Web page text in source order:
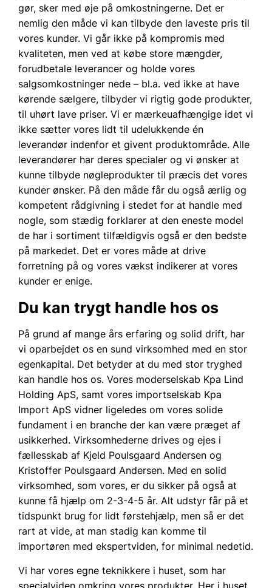
gør, sker med øje på omkostningerne. Det er
nemlig den måde vi kan tilbyde den laveste pris til
vores kunder. Vi går ikke på kompromis med
kvaliteten, men ved at købe store mængder,
forudbetale leverancer og holde vores
salgsomkostninger nede – bl.a. ved ikke at have
kørende sælgere, tilbyder vi rigtig gode produkter,
til uhørt lave priser. Vi er mærkeuafhængige idet vi
ikke sætter vores lidt til udelukkende én
leverandør indenfor et givent produktområde. Alle
leverandører har deres specialer og vi ønsker at
kunne tilbyde nøgleprodukter til præcis det vores
kunder ønsker. På den måde får du også ærlig og
kompetent rådgivning i stedet for at handle med
nogle, som stædig forklarer at den eneste model
de har i sortiment tilfældigvis også er den bedste
på markedet. Det er vores måde at drive
forretning på og vores vækst indikerer at vores
kunder er enige.
Du kan trygt handle hos os
På grund af mange års erfaring og solid drift, har
vi oparbejdet os en sund virksomhed med en stor
egenkapital. Det betyder at du med stor tryghed
kan handle hos os. Vores moderselskab Kpa Lind
Holding ApS, samt vores importselskab Kpa
Import ApS vidner ligeledes om vores solide
fundament i en branche der kan være præget af
usikkerhed. Virksomhederne drives og ejes i
fællesskab af Kjeld Poulsgaard Andersen og
Kristoffer Poulsgaard Andersen. Med en solid
virksomhed, som vores, er du sikker på også at
kunne få hjælp om 2-3-4-5 år. Alt udstyr får på et
tidspunkt brug for lidt førstehjælp, men så er det
rart at vide, at man stadig kan komme til
importøren med ekspertviden, for minimal nedetid.
Vi har vores egne teknikkere i huset, som har